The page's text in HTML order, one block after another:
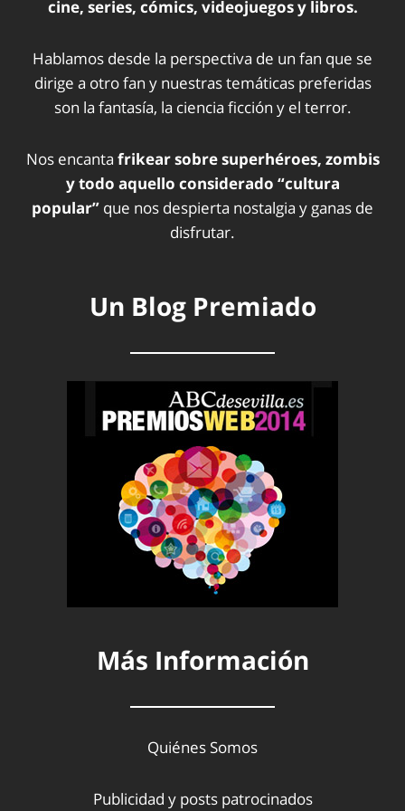
cine, series, cómics, videojuegos y libros.
Hablamos desde la perspectiva de un fan que se
dirige a otro fan y nuestras temáticas preferidas
son la fantasía, la ciencia ficción y el terror.
Nos encanta frikear sobre superhéroes, zombis
y todo aquello considerado “cultura
popular” que nos despierta nostalgia y ganas de
disfrutar.
Un Blog Premiado
Más Información
Quiénes Somos
Publicidad y posts patrocinados